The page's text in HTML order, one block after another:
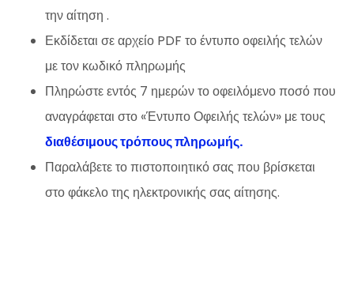
την αίτηση .
Εκδίδεται σε αρχείο PDF το έντυπο οφειλής τελών
με τον κωδικό πληρωμής
Πληρώστε εντός 7 ημερών το οφειλόμενο ποσό που
αναγράφεται στο «Έντυπο Οφειλής τελών» με τους
διαθέσιμους τρόπους πληρωμής.
Παραλάβετε το πιστοποιητικό σας που βρίσκεται
στο φάκελο της ηλεκτρονικής σας αίτησης.